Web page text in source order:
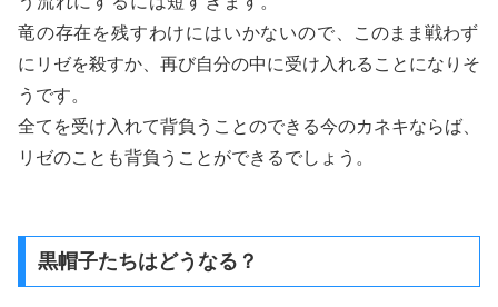
竜の存在を残すわけにはいかないので、 このまま戦わず
にリゼを殺すか、再び自分の中に受け入れることになりそ
うです。
全てを受け入れて背負うことのできる今のカネキならば、
リゼのことも背負うことができるでしょう。
黒帽子たちはどうなる？